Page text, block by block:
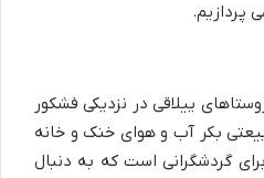
پردازیم.
ییلاقی در نزدیکی فشکور
بکر آب و هوای خنک و خانه
گردشگرانی است که به دنبال